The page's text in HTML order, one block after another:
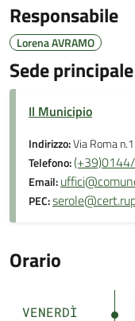
Responsabile
Lorena AVRAMO
Sede principale
Il Municipio
Indirizzo:Via Roma
Telefono:
Email:
PEC:
Orario
VENERDÌ